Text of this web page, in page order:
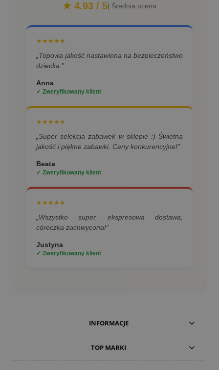
★ 4.93 / 5| Średnia ocena
★★★★★
„Topowa jakość nastawiona na bezpieczeństwo
dziecka.”
Anna
✓ Zweryfikowany klient
★★★★★
„Super selekcja zabawek w sklepie :) Świetna
jakość i piękne zabawki. Ceny konkurencyjne!”
Beata
✓ Zweryfikowany klient
★★★★★
„Wszystko super, ekspresowa dostawa,
córeczka zachwycona!”
Justyna
✓ Zweryfikowany klient
INFORMACJE
TOP MARKI